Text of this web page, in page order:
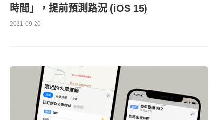
時間」，提前預測路況 (iOS 15)
2021-09-20